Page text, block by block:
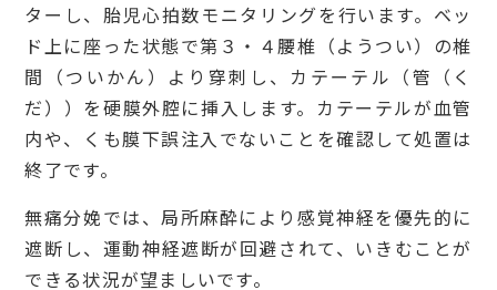
ターし、胎児心拍数モニタリングを行います。ベッ
ド上に座った状態で第３・４腰椎（ようつい）の椎
間（ついかん）より穿刺し、カテーテル（管（く
だ））を硬膜外腔に挿入します。カテーテルが血管
内や、くも膜下誤注入でないことを確認して処置は
終了です。
無痛分娩では、局所麻酔により感覚神経を優先的に
遮断し、運動神経遮断が回避されて、いきむことが
できる状況が望ましいです。